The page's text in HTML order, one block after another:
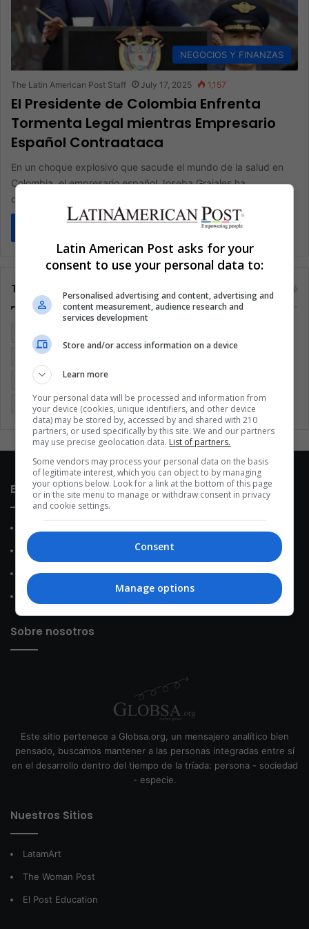
NEGOCIOS Y FINANZAS
The Latin American Post Staff July 17, 2025 1,157
El Presidente de Colombia Enfrenta
Tormenta Legal mientras Empresario
Español Contraataca
En un choque explosivo que sacude el mundo de la salud en
Colombia, el empresario español Joseba Grajales ha
demandado…
Tags
Argentina
Coronavirus
Economía Entretenimiento
Memes (ES) Mundo México Música Politica
Enlaces de interés
Contacto
Política de Privacidad
Política de Cookies
Sobre nosotros
Este sitio pertenece a Globsa.org, un mensajero analítico bien
pensado, buscamos mantener a las personas integradas entre sí
en el desarrollo dentro del tiempo de la tríada: persona - sociedad
- especie.
Nuestros Sitios
LatamArt
The Woman Post
El Post Education
Latin American Post asks for your
consent to use your personal data to:
Personalised advertising and content, advertising and
content measurement, audience research and
services development
Store and/or access information on a device
Learn more
Your personal data will be processed and information from
your device (cookies, unique identifiers, and other device
data) may be stored by, accessed by and shared with 210
partners, or used specifically by this site. We and our partners
may use precise geolocation data. List of partners.
Some vendors may process your personal data on the basis
of legitimate interest, which you can object to by managing
your options below. Look for a link at the bottom of this page
or in the site menu to manage or withdraw consent in privacy
and cookie settings.
Consent
Manage options